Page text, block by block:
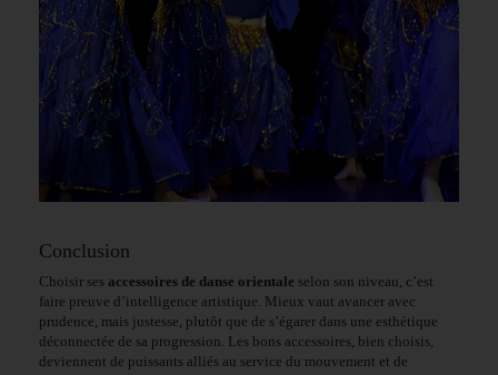
Conclusion
Choisir ses accessoires de danse orientale selon son niveau, c’est
faire preuve d’intelligence artistique. Mieux vaut avancer avec
prudence, mais justesse, plutôt que de s’égarer dans une esthétique
déconnectée de sa progression. Les bons accessoires, bien choisis,
deviennent de puissants alliés au service du mouvement et de